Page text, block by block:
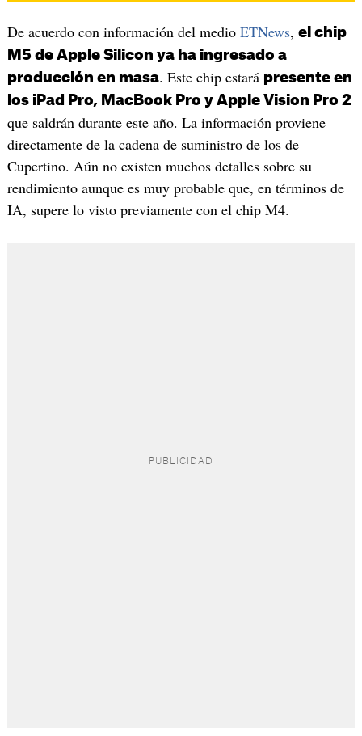
De acuerdo con información del medio ETNews, el chip
M5 de Apple Silicon ya ha ingresado a
producción en masa. Este chip estará presente en
los iPad Pro, MacBook Pro y Apple Vision Pro 2
que saldrán durante este año. La información proviene
directamente de la cadena de suministro de los de
Cupertino. Aún no existen muchos detalles sobre su
rendimiento aunque es muy probable que, en términos de
IA, supere lo visto previamente con el chip M4.